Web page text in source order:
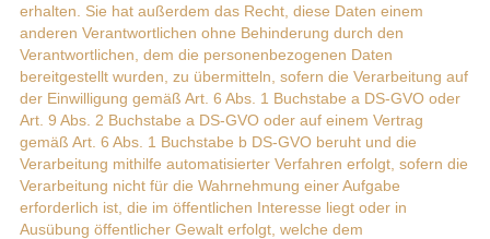
erhalten. Sie hat außerdem das Recht, diese Daten einem
anderen Verantwortlichen ohne Behinderung durch den
Verantwortlichen, dem die personenbezogenen Daten
bereitgestellt wurden, zu übermitteln, sofern die Verarbeitung auf
der Einwilligung gemäß Art. 6 Abs. 1 Buchstabe a DS-GVO oder
Art. 9 Abs. 2 Buchstabe a DS-GVO oder auf einem Vertrag
gemäß Art. 6 Abs. 1 Buchstabe b DS-GVO beruht und die
Verarbeitung mithilfe automatisierter Verfahren erfolgt, sofern die
Verarbeitung nicht für die Wahrnehmung einer Aufgabe
erforderlich ist, die im öffentlichen Interesse liegt oder in
Ausübung öffentlicher Gewalt erfolgt, welche dem